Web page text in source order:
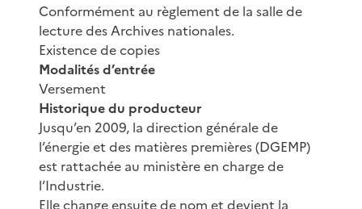
Conformément au règlement de la salle de
lecture des Archives nationales.
Existence de copies
Modalités d’entrée
Versement
Historique du producteur
Jusqu’en 2009, la direction générale de
l’énergie et des matières premières (DGEMP)
est rattachée au ministère en charge de
l’Industrie.
Elle change ensuite de nom et devient la